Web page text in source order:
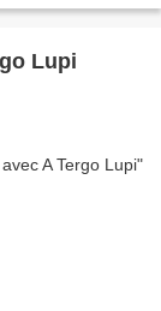
Lupi